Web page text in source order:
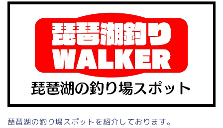
琵琶湖の釣り場スポットを紹介しております。